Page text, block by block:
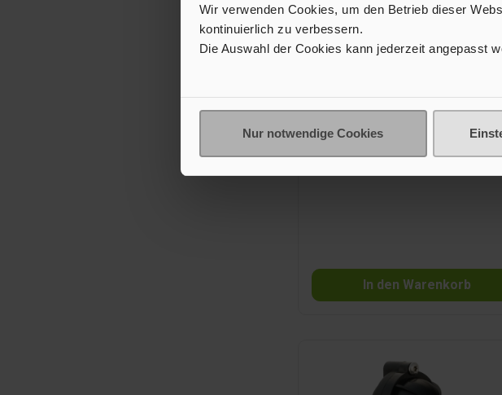
Wir verwenden Cookies, um den Betrieb dieser
kontinuierlich zu verbessern.
Die Auswahl der Cookies kann jederzeit angepasst
Nur notwendige Cookies
Motor SMARTSERIE™
Ersatzmotor für SMARTSERIE™
In den Warenkorb